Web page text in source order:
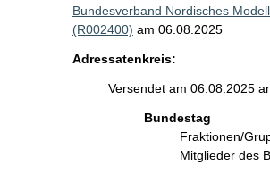
Bundesverband Nordisches
(R002400) am 06.08.2025
Adressatenkreis:
Versendet am 06.08.2025
Bundestag
Fraktionen/
Mitglieder des